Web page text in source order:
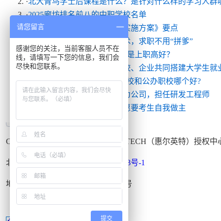
·2025廊坊排名前八的中职学校名单
·解读！《国家职业教育改革实施方案》要点
到通州北大青鸟学校学好技术，求职不用“拼爹”
·中考300多分同学是上普高还是上职高好？
·通州北大青鸟学校与多所高校、企业共同搭建大学生就
·高一退学能上职校吗?民办职校和公办职校哪个好?
·喜报：我校15名学员进入华为公司，担任研发工程师
北京北大青鸟学校：填报志愿要考生自我做主
Copyright © 1999-2015北大青鸟APTECH（惠尔英特）授权中
北大青鸟通州校区京ICP备09036443号-1
地址：北京市通州区宋庄南路甲一号
请您留言
感谢您的关注，当前客服人员不在
线，请填写一下您的信息，我们会
尽快和您联系。
提交